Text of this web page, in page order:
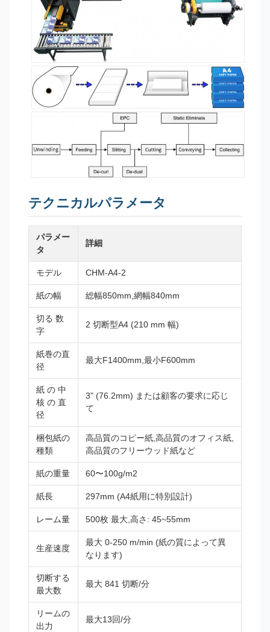
テクニカルパラメータ
パラメー
タ
詳細
モデル CHM-A4-2
紙の幅 総幅850mm,網幅840mm
切る 数
字
2 切断型A4 (210 mm 幅)
紙巻の直
径
最大F1400mm,最小F600mm
紙 の 中
核 の 直
径
3" (76.2mm) または顧客の要求に応じ
て
梱包紙の
種類
高品質のコピー紙,高品質のオフィス紙,
高品質のフリーウッド紙など
紙の重量 60〜100g/m2
紙長 297mm (A4紙用に特別設計)
レーム量 500枚 最大,高さ: 45~55mm
生産速度
最大 0-250 m/min (紙の質によって異
なります)
切断する
最大数
最大 841 切断/分
リームの
出力
最大13回/分